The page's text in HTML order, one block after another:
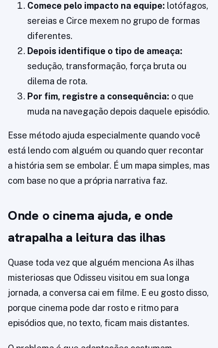
Comece pelo impacto na equipe: lotófagos,
sereias e Circe mexem no grupo de formas
diferentes.
Depois identifique o tipo de ameaça:
sedução, transformação, força bruta ou
dilema de rota.
Por fim, registre a consequência: o que
muda na navegação depois daquele episódio.
Esse método ajuda especialmente quando você
está lendo com alguém ou quando quer recontar
a história sem se embolar. É um mapa simples, mas
com base no que a própria narrativa faz.
Onde o cinema ajuda, e onde
atrapalha a leitura das ilhas
Quase toda vez que alguém menciona As ilhas
misteriosas que Odisseu visitou em sua longa
jornada, a conversa cai em filme. E eu gosto disso,
porque cinema pode dar rosto e ritmo para
episódios que, no texto, ficam mais distantes.